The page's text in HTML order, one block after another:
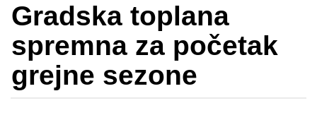
Gradska toplana
spremna za početak
grejne sezone